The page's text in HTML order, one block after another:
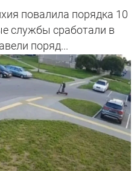
повалила порядка 10
службы сработали в
поряд...